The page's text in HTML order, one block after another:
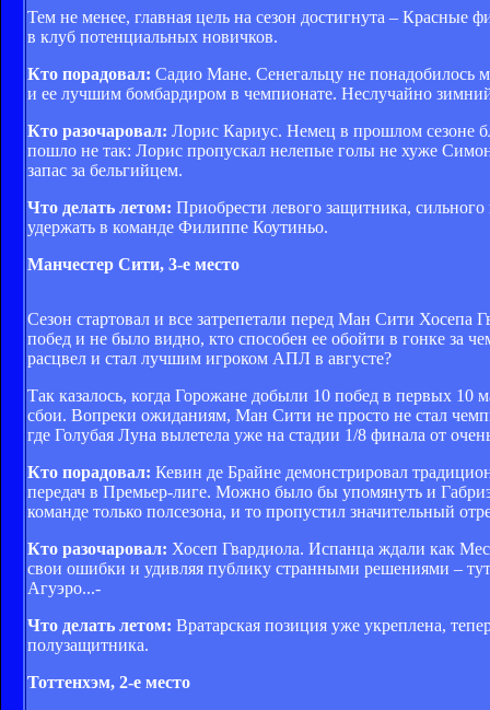
Тем не менее, главная цель на сезон достигнута –
в клуб потенциальных новичков.
Кто порадовал: Садио Мане. Сенегальцу не понадобилось
и ее лучшим бомбардиром в чемпионате. Неслучайно
Кто разочаровал: Лорис Кариус. Немец в прошлом сезоне
пошло не так: Лорис пропускал нелепые голы не хуже
запас за бельгийцем.
Что делать летом: Приобрести левого защитника,
удержать в команде Филиппе Коутиньо.
Манчестер Сити, 3-е место
Сезон стартовал и все затрепетали перед Ман Сити
побед и не было видно, кто способен ее обойти в гонке за
расцвел и стал лучшим игроком АПЛ в августе?
Так казалось, когда Горожане добыли 10 побед в первых 10
сбои. Вопреки ожиданиям, Ман Сити не просто не стал
где Голубая Луна вылетела уже на стадии 1/8 финала от
Кто порадовал: Кевин де Брайне демонстрировал
передач в Премьер-лиге. Можно было бы упомянуть и
команде только полсезона, и то пропустил значительный
Кто разочаровал: Хосеп Гвардиола. Испанца ждали как
свои ошибки и удивляя публику странными решениями –
Агуэро...-
Что делать летом: Вратарская позиция уже укреплена,
полузащитника.
Тоттенхэм, 2-е место